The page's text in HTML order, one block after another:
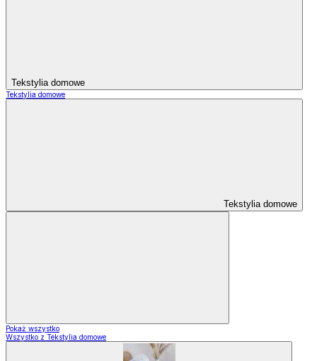
Tekstylia domowe
Tekstylia domowe
Tekstylia domowe
Pokaż wszystko
Wszystko z Tekstylia domowe